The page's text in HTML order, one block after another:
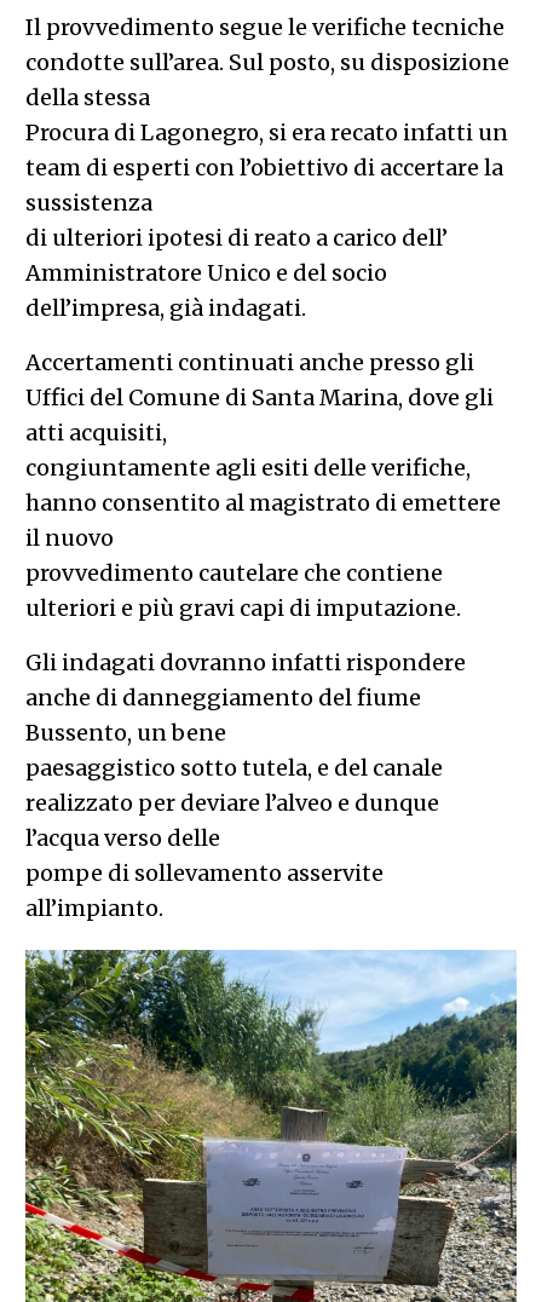
Il provvedimento segue le verifiche tecniche
condotte sull’area. Sul posto, su disposizione
della stessa
Procura di Lagonegro, si era recato infatti un
team di esperti con l’obiettivo di accertare la
sussistenza
di ulteriori ipotesi di reato a carico dell’
Amministratore Unico e del socio
dell’impresa, già indagati.
Accertamenti continuati anche presso gli
Uffici del Comune di Santa Marina, dove gli
atti acquisiti,
congiuntamente agli esiti delle verifiche,
hanno consentito al magistrato di emettere
il nuovo
provvedimento cautelare che contiene
ulteriori e più gravi capi di imputazione.
Gli indagati dovranno infatti rispondere
anche di danneggiamento del fiume
Bussento, un bene
paesaggistico sotto tutela, e del canale
realizzato per deviare l’alveo e dunque
l’acqua verso delle
pompe di sollevamento asservite
all’impianto.